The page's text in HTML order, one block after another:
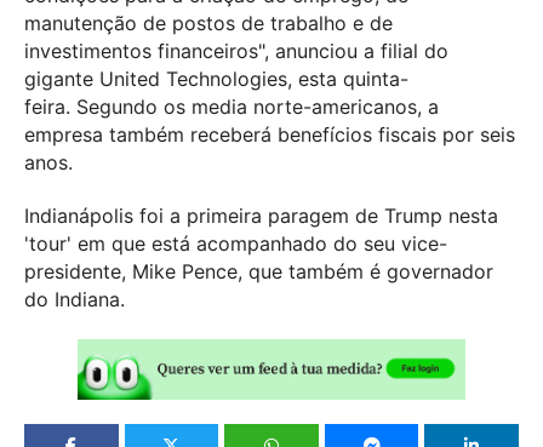
manutenção de postos de trabalho e de
investimentos financeiros", anunciou a filial do
gigante United Technologies, esta quinta-
feira. Segundo os media norte-americanos, a
empresa também receberá benefícios fiscais por seis
anos.
Indianápolis foi a primeira paragem de Trump nesta
'tour' em que está acompanhado do seu vice-
presidente, Mike Pence, que também é governador
do Indiana.